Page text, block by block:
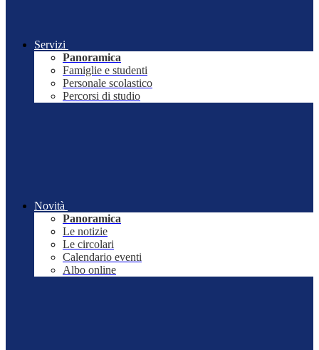
Servizi
Panoramica
Famiglie e studenti
Personale scolastico
Percorsi di studio
Novità
Panoramica
Le notizie
Le circolari
Calendario eventi
Albo online